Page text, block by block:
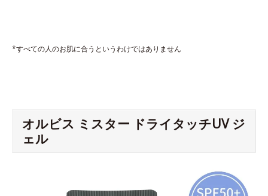
*すべての人のお肌に合うというわけではありません
オルビス ミスター ドライタッチUV ジ
ェル